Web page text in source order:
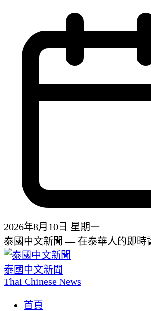
2026年8月10日 星期一
泰國中文新聞 — 在泰華人的即時
泰國中文新聞
Thai Chinese News
首頁